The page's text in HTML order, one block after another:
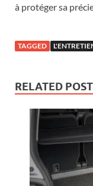
à protéger sa
TAGGED
RELATED